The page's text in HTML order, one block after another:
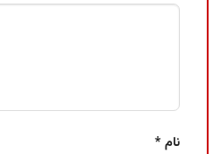
نام*